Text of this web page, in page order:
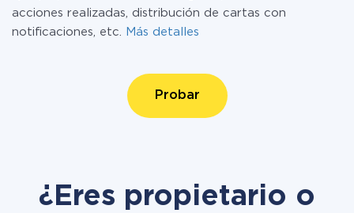
acciones realizadas, distribución de cartas con
notificaciones, etc.
Más detalles
Probar
¿Eres propietario o